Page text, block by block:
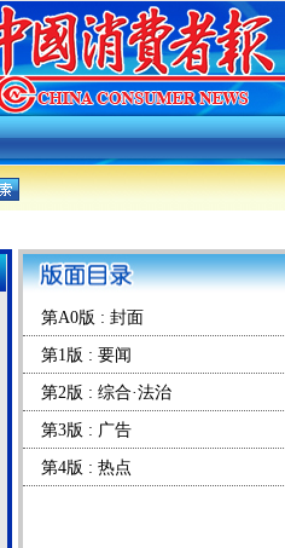
第A0版 : 封面
第1版 : 要闻
第2版 : 综合·法治
第3版 : 广告
第4版 : 热点